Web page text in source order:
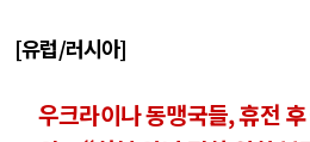
[유럽/러시아]
우크라이나 동맹국들, 휴전